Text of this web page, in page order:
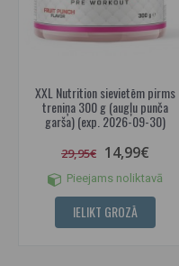
XXL Nutrition sievietēm pirms
treniņa 300 g (augļu punča
garša) (exp. 2026-09-30)
29,95€ 14,99€
Pieejams noliktavā
IELIKT GROZĀ